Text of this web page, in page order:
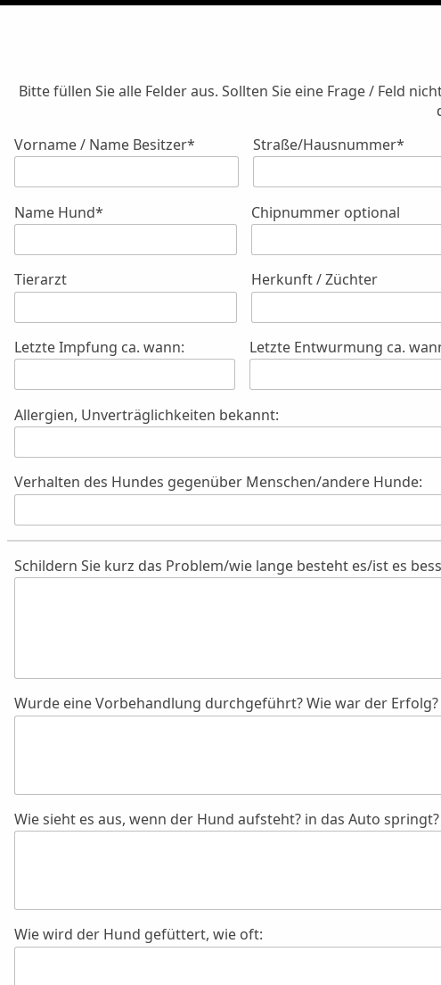
Bitte füllen Sie alle Felder aus. Sollten Sie eine Frage / Feld
Vorname / Name Besitzer*
Straße/Hausnummer*
Name Hund*
Tierarzt
Chipnummer optional
Herkunft / Züchter
Letzte Impfung ca. wann: Letzte Entwurmung ca.
Allergien, Unverträglichkeiten bekannt:
Verhalten des Hundes gegenüber Menschen/andere Hunde:
Schildern Sie kurz das Problem/wie lange besteht es/ist es
Wurde eine Vorbehandlung durchgeführt? Wie war der
Wie sieht es aus, wenn der Hund aufsteht? in das Auto
Wie wird der Hund gefüttert, wie oft: